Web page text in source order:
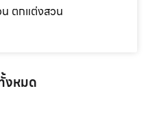
ตกแต่งสวน
งหมด